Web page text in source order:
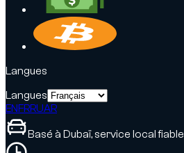
Langues
Langues
EN FRRUAR
Basé à Dubaï, service local fiable